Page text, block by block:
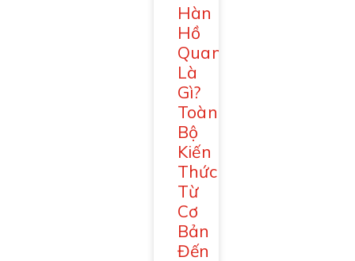
Hàn
Hồ
Quang
Là
Gì?
Toàn
Bộ
Kiến
Thức
Từ
Cơ
Bản
Đến